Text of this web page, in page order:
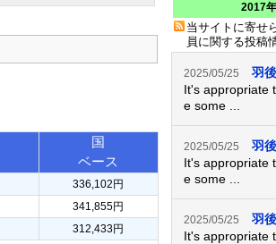
国
ベース
336,102円
341,855円
312,433円
2017
当サイトに寄せ
員に関する投稿
2025/05/25
羽
It's appropriate
e some ...
2025/05/25
羽
It's appropriate
e some ...
2025/05/25
羽
It's appropriate